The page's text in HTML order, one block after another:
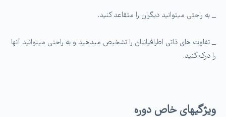
_ به راحتی می­توانید دیگران را متقاعد کنید.
_ تفاوت های ذاتی اطرافیانتان را تشخیص می­دهید و به راحتی می­توانید آنها
را درک کنید.
ویژگی­های خاص دوره